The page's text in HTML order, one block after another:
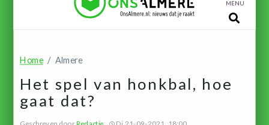
MENU
Home Almere
Het spel van honkbal, hoe
gaat dat?